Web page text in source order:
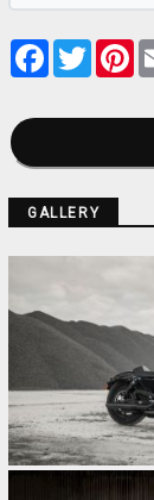
Facebook
GALLERY